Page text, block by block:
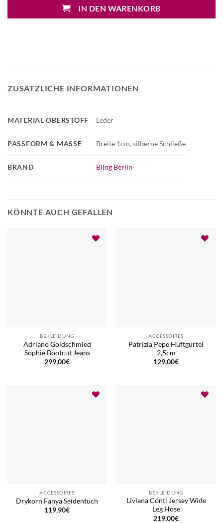
IN DEN WARENKORB
ZUSÄTZLICHE INFORMATIONEN
BRAND Bling Berlin
MATERIAL OBERSTOFF Leder
PASSFORM & MASSE Breite 1cm, silberne Schließe
KÖNNTE AUCH GEFALLEN
BEKLEIDUNG
Adriano Goldschmied
Sophie Bootcut Jeans
299,00€
ACCESSOIRES
Patrizia Pepe Hüftgürtel
2,5cm
129,00€
ACCESSOIRES
Drykorn Fanya Seidentuch
119,90€
BEKLEIDUNG
Liviana Conti Jersey Wide
Leg Hose
219,00€